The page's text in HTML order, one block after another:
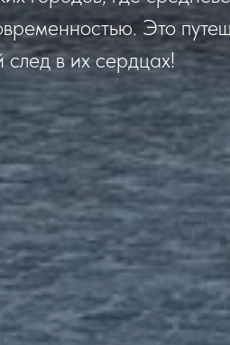
Это
в их сердцах!